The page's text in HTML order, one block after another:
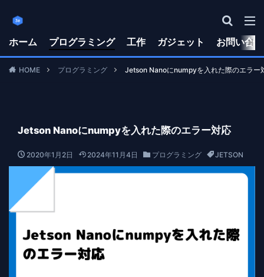
ホーム プログラミング 工作 ガジェット お問い合
HOME プログラミング Jetson Nanoにnumpyを入れた際のエラー
Jetson Nanoにnumpyを入れた際のエラー対応
2020年1月2日 2024年11月4日 プログラミング JETSON